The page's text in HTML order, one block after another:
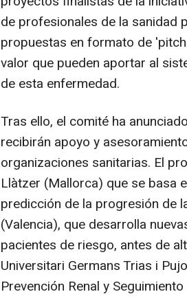
de profesionales de la sanidad
propuestas en formato de
valor que pueden aportar al
de esta enfermedad.
Tras ello, el comité ha
recibirán apoyo y
organizaciones sanitarias. El
Llàtzer (Mallorca) que se basa
predicción de la progresión de
(Valencia), que desarrolla
pacientes de riesgo, antes de
Universitari Germans Trias i
Prevención Renal y